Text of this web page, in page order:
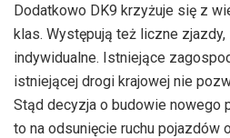
Dodatkowo DK9 krzyżuje się z
klas. Występują też liczne
indywidualne. Istniejące
istniejącej drogi krajowej nie
Stąd decyzja o budowie nowego
to na odsunięcie ruchu pojazdów